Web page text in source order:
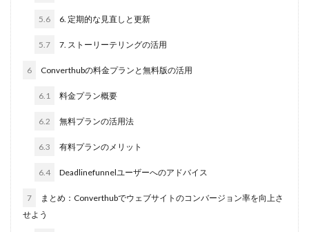
5.6 6. 定期的な見直しと更新
5.7 7. ストーリーテリングの活用
6 Converthubの料金プランと無料版の活用
6.1 料金プラン概要
6.2 無料プランの活用法
6.3 有料プランのメリット
6.4 Deadlinefunnelユーザーへのアドバイス
7
まとめ：Converthubでウェブサイトのコンバージョン率を向上さ
せよう